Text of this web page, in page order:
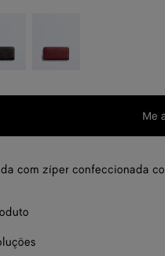
Me
com zíper confeccionada